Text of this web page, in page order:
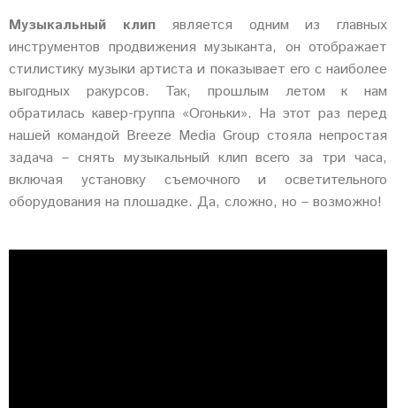
Музыкальный клипявляется одним из главных
инструментов продвижения музыканта, он отображает
стилистику музыки артиста и показывает его с наиболее
выгодных ракурсов. Так, прошлым летом к нам
обратилась кавер-группа «Огоньки». На этот раз перед
нашей командой Breeze Media Group стояла непростая
задача – снять музыкальный клип всего за три часа,
включая установку съемочного и осветительного
оборудования на плошадке. Да, сложно, но – возможно!